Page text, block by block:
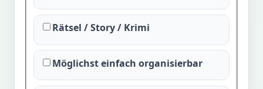
Rätsel / Story / Krimi
Möglichst einfach organisierbar